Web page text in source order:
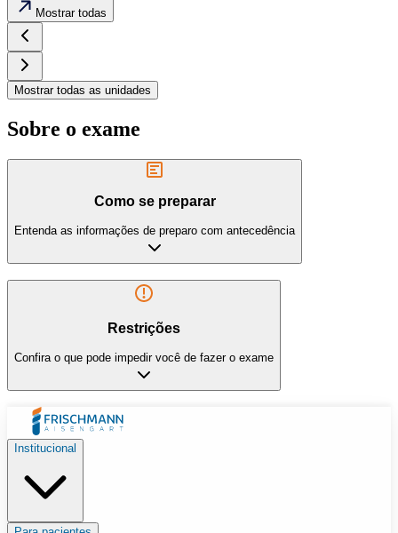
Mostrar todas
Mostrar todas as unidades
Sobre o exame
Como se preparar
Entenda as informações de preparo com antecedência
Restrições
Confira o que pode impedir você de fazer o exame
Institucional